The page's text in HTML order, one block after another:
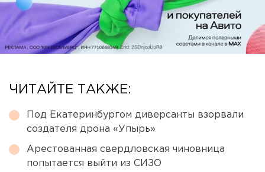
ЧИТАЙТЕ ТАКЖЕ:
Под Екатеринбургом диверсанты взорвали
создателя дрона «Упырь»
Арестованная свердловская чиновница
попытается выйти из СИЗО